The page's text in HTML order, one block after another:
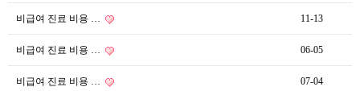
비급여 진료 비용 … 11-13
비급여 진료 비용 … 06-05
비급여 진료 비용 … 07-04